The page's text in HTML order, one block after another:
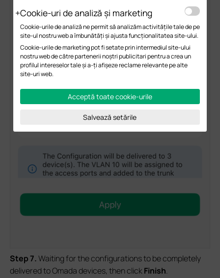
Step 7.Waiting for the configurations to be completely
delivered to Omada devices, then clickFinish.
Cookie-uri de analiză și marketing
Cookie-urile de analiză ne permit să analizăm activitățile tale de pe
site-ul nostru web a îmbunătăți și ajusta funcționalitatea site-ului.
Cookie-urile de marketing pot fi setate prin intermediul site-ului
nostru web de către partenerii noștri publicitari pentru a crea un
profilul intereselor tale și a-ți afișeze reclame relevante pe alte
site-uri web.
Acceptă toate cookie-urile
Salvează setările